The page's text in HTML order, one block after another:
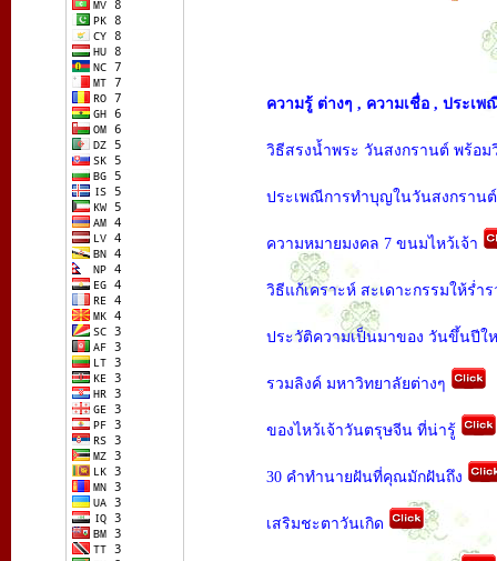
ความรู้ ต่างๆ , ความเชื่อ , ประเพ
วิธีสรงน้ำพระ วันสงกรานต์ พร้อ
ประเพณีการทำบุญในวันสงกราน
ความหมายมงคล 7 ขนมไหว้เจ้า
วิธีแก้เคราะห์ สะเดาะกรรมให้ร่ำ
ประวัติความเป็นมาของ วันขึ้นปีใ
รวมลิงค์ มหาวิทยาลัยต่างๆ
ของไหว้เจ้าวันตรุษจีน ที่น่ารู้
30 คำทำนายฝันที่คุณมักฝันถึง
เสริมชะตาวันเกิด